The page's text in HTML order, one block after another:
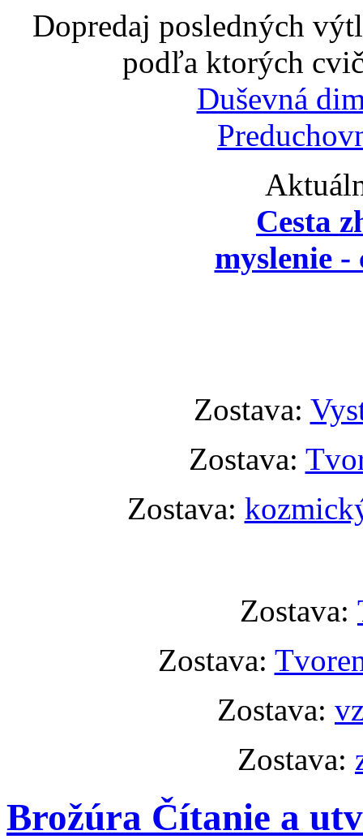
Dopredaj posledných
podľa ktorých
Duševná
Cesta
myslenie
Zostava:
Zostava:
Zostava:
Zostava:
Zostava:
Zostava:
Zostava:
Brožúra Čítanie a